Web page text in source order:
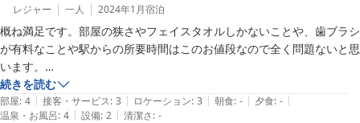
レジャー 一人 2024年1月宿泊
概ね満足です。部屋の狭さやフェイスタオルしかないことや、歯ブラシ
が有料なことや駅からの所要時間はこのお値段なので全く問題ないと思
います。
シャンプーなどもバスタブも使えたし、個室なのはありがたいし、カプ
セルホテルに抵抗感がある方にはオススメ！
続きを読む
部屋: 4 | 接客・サービス: 3 | ロケーション: 3 | 朝食: - | 夕食: - |
温泉・お風呂: 4 | 設備: 2 | 清潔さ: -